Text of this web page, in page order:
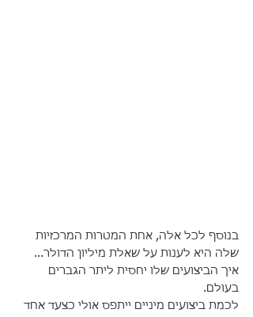
בנוסף לכל אלה, אחת המטרות המרכזיות
שלה היא לענות על שאלת מיליון הדולר...
איך הביצועים שלו יחסית ליתר הגברים
בעולם.
לכמת ביצועים מיניים ייתפס אולי כצעד אחד